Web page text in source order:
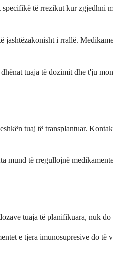
të rrezikut kur zgjedhni
i rrallë.
tuaja të dozimit dhe t'ju
tuaj të transplantuar.
mund të rregullojnë
tuaja të planifikuara, nuk
e tjera imunosupresive do të